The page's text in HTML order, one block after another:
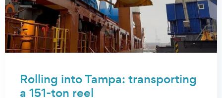
Rolling into Tampa: transporting
a 151-ton reel